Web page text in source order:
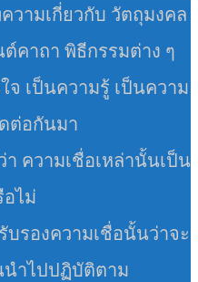
วามเกี่ยวกับ วัตถุมงคล
ต์คาถา พิธีกรรมต่าง ๆ
จ เป็นความรู้ เป็นความ
ต่อกันมา
ความเชื่อเหล่านั้นเป็น
อไม่
รองความเชื่อนั้นว่าจะ
นำไปปฏิบัติตาม